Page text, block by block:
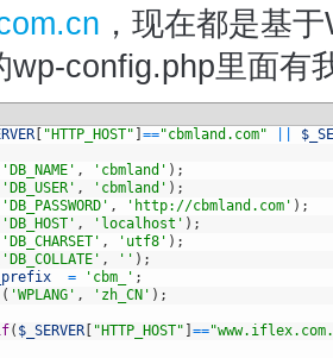
，现在都是基
wp-config.php里面有
"HTTP_HOST" =="cbmland.com"
'DB_NAME' , 'cbmland' ) ;
'DB_USER' , 'cbmland' ) ;
'DB_PASSWORD' , 'http://cbmland.com' ) ;
'DB_HOST' , 'localhost' ) ;
'DB_CHARSET' , 'utf8' ) ;
'DB_COLLATE' , '' ) ;
= 'cbm_' ;
( 'WPLANG' , 'zh_CN' ) ;
( $_SERVER "HTTP_HOST" ==